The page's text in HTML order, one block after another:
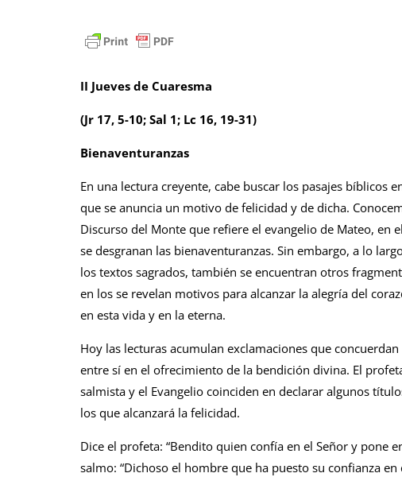
II Jueves de Cuaresma
(Jr 17, 5-10; Sal 1; Lc 16, 19-31)
Bienaventuranzas
En una lectura creyente, cabe buscar los pasajes bíblicos
que se anuncia un motivo de felicidad y de dicha.
Discurso del Monte que refiere el evangelio de Mateo, en
se desgranan las bienaventuranzas. Sin embargo, a lo
los textos sagrados, también se encuentran otros
en los se revelan motivos para alcanzar la alegría del
en esta vida y en la eterna.
Hoy las lecturas acumulan exclamaciones que concuerdan
entre sí en el ofrecimiento de la bendición divina. El
salmista y el Evangelio coinciden en declarar algunos
los que alcanzará la felicidad.
Dice el profeta: “Bendito quien confía en el Señor y pone
salmo: “Dichoso el hombre que ha puesto su confianza en